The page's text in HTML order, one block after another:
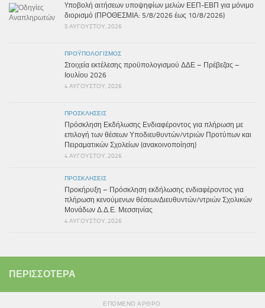
Yποβολή αιτήσεων υποψηφίων μελών ΕΕΠ-ΕΒΠ για μόνιμο
διορισμό (ΠΡΟΘΕΣΜΙΑ: 5/8/2026 έως 10/8/2026)
5 ΑΥΓΟΎΣΤΟΥ, 2026
ΠΡΟΫΠΟΛΟΓΙΣΜΌΣ
Στοιχεία εκτέλεσης προϋπολογισμού ΔΔΕ – Πρέβεζας –
Ιουλίου 2026
4 ΑΥΓΟΎΣΤΟΥ, 2026
ΠΡΟΣΚΛΉΣΕΙΣ
Πρόσκληση Εκδήλωσης Ενδιαφέροντος για πλήρωση με
επιλογή των θέσεων Υποδιευθυντών/ντριών Προτύπων και
Πειραματικών Σχολείων (ανακοινοποίηση)
4 ΑΥΓΟΎΣΤΟΥ, 2026
ΠΡΟΣΚΛΉΣΕΙΣ
Προκήρυξη – Πρόσκληση εκδήλωσης ενδιαφέροντος για
πλήρωση κενούμενων θέσεωνΔιευθυντών/ντριών Σχολικών
Μονάδων Δ.Δ.Ε. Μεσσηνίας
4 ΑΥΓΟΎΣΤΟΥ, 2026
ΠΕΡΙΣΣΌΤΕΡΑ
ΕΠΌΜΕΝΟ ΆΡΘΡΟ